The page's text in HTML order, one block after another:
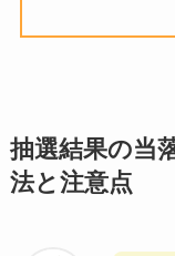
抽選結果の当
法と注意点